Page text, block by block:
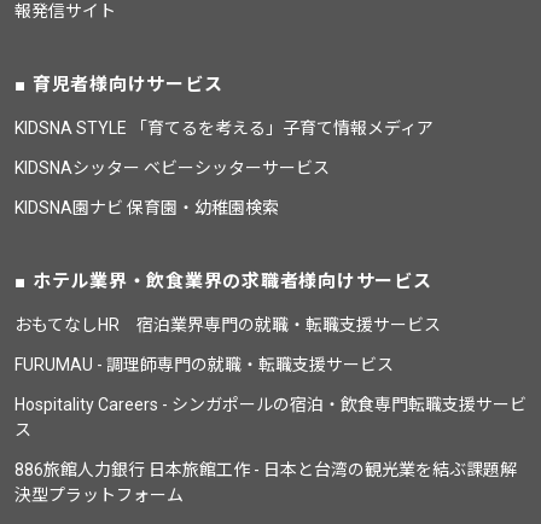
報発信サイト
育児者様向けサービス
KIDSNA STYLE 「育てるを考える」子育て情報メディア
KIDSNAシッター ベビーシッターサービス
KIDSNA園ナビ 保育園・幼稚園検索
ホテル業界・飲食業界の求職者様向けサービス
おもてなしHR 宿泊業界専門の就職・転職支援サービス
FURUMAU - 調理師専門の就職・転職支援サービス
Hospitality Careers - シンガポールの宿泊・飲食専門転職支援サービ
ス
886旅館人力銀行 日本旅館工作 - 日本と台湾の観光業を結ぶ課題解
決型プラットフォーム